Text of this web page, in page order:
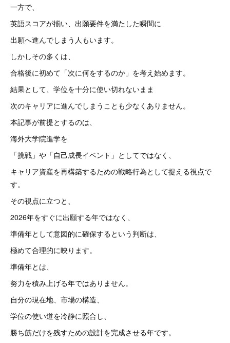
一方で、
英語スコアが揃い、出願要件を満たした瞬間に
出願へ進んでしまう人もいます。
しかしその多くは、
合格後に初めて「次に何をするのか」を考え始めます。
結果として、学位を十分に使い切れないまま
次のキャリアに進んでしまうことも少なくありません。
本記事が前提とするのは、
海外大学院進学を
「挑戦」や「自己成長イベント」としてではなく、
キャリア資産を再構築するための戦略行為として捉える視点で
す。
その視点に立つと、
2026年をすぐに出願する年ではなく、
準備年として意図的に確保するという判断は、
極めて合理的に映ります。
準備年とは、
努力を積み上げる年ではありません。
自分の現在地、市場の構造、
学位の使い道を冷静に照合し、
勝ち筋だけを残すための設計を完成させる年です。